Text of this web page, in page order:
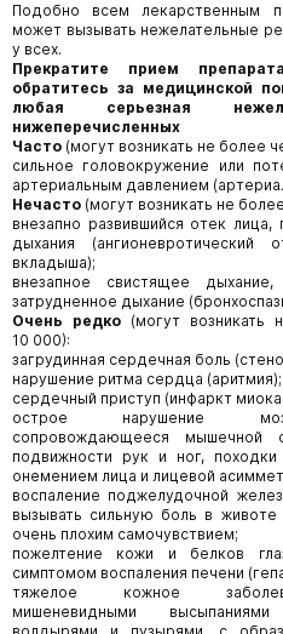
Подобно всем лекарственным
может вызывать нежелательные
у всех.
Прекратите прием
обратитесь за медицинской
любая серьезная
нижеперечисленных
Часто (могут возникать не более
сильное головокружение или
артериальным давлением
Нечасто (могут возникать не
внезапно развившийся отек лица,
дыхания
вкладыша);
внезапное свистящее
затрудненное дыхание
Очень редко (могут
10 000):
загрудинная сердечная боль
нарушение ритма сердца (аритмия);
сердечный приступ (инфаркт
острое нарушение
сопровождающееся мышечной
подвижности рук и ног,
онемением лица и лицевой
воспаление поджелудочной
вызывать сильную боль в
очень плохим самочувствием;
пожелтение кожи и белков
симптомом воспаления печени
тяжелое кожное
мишеневидными